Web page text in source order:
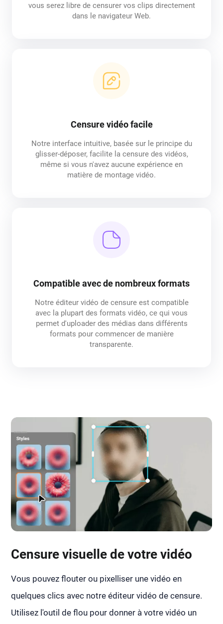
vous serez libre de censurer vos clips directement
dans le navigateur Web.
Censure vidéo facile
Notre interface intuitive, basée sur le principe du
glisser-déposer, facilite la censure des vidéos,
même si vous n'avez aucune expérience en
matière de montage vidéo.
Compatible avec de nombreux formats
Notre éditeur vidéo de censure est compatible
avec la plupart des formats vidéo, ce qui vous
permet d'uploader des médias dans différents
formats pour commencer de manière
transparente.
Censure visuelle de votre vidéo
Vous pouvez flouter ou pixelliser une vidéo en
quelques clics avec notre éditeur vidéo de censure.
Utilisez l'outil de flou pour donner à votre vidéo un